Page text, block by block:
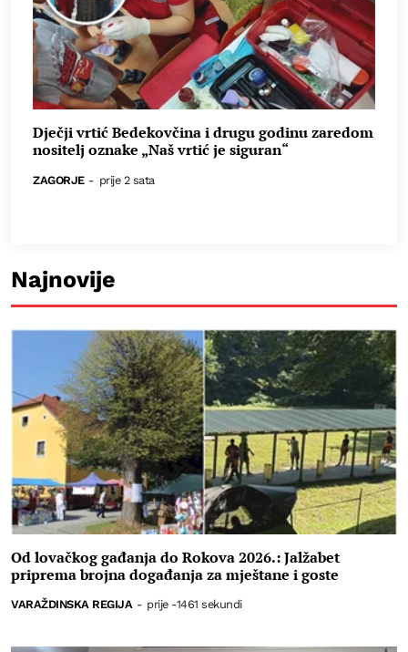
Dječji vrtić Bedekovčina i drugu godinu zaredom
nositelj oznake „Naš vrtić je siguran“
ZAGORJE - prije 2 sata
Najnovije
Od lovačkog gađanja do Rokova 2026.: Jalžabet
priprema brojna događanja za mještane i goste
VARAŽDINSKA REGIJA - prije -1461 sekundi